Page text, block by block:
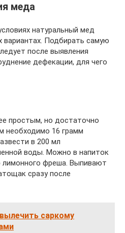
меда
натуральный мед
вариантах. Подбирать самую
после выявления
дефекации, для чего
простым, но достаточно
необходимо 16 грамм
в 200 мл
воды. Можно в напиток
лимонного фреша. Выпивают
сразу после
саркому